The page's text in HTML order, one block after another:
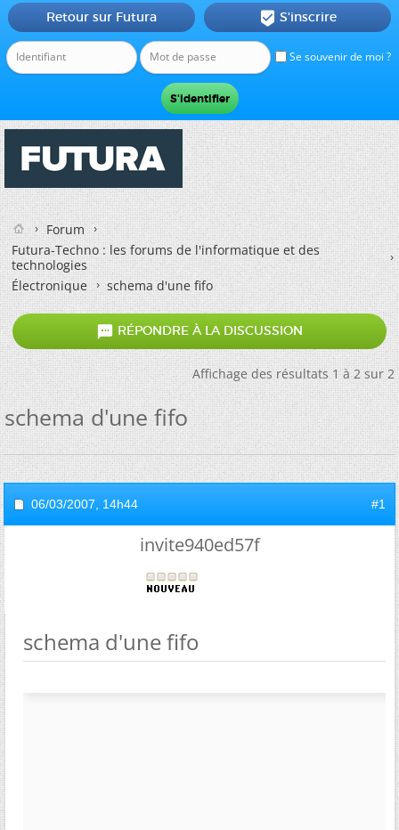
Se souvenir de moi ?
Retour sur Futura  S'inscrire
Forum
Futura-Techno : les forums de l'informatique et des
technologies
Électronique
schema d'une fifo
 RÉPONDRE À LA DISCUSSION
Affichage des résultats 1 à 2 sur 2
schema d'une fifo
06/03/2007, 14h44 #1
invite940ed57f
schema d'une fifo